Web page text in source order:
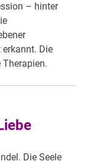
– hinter
Die
Die Seele